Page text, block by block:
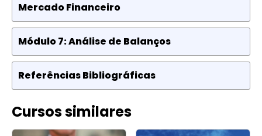
Mercado Financeiro
Módulo 7: Análise de Balanços
Referências Bibliográficas
Cursos similares